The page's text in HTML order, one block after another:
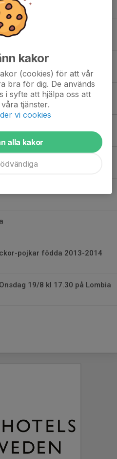
27/4
A-hallen
pojkar födda 2013-2014
19/8 kl 17.30 på Lombia
kakor
(cookies) för att vår
bra för dig. De används
i syfte att hjälpa oss att
tjänster.
vi cookies
alla kakor